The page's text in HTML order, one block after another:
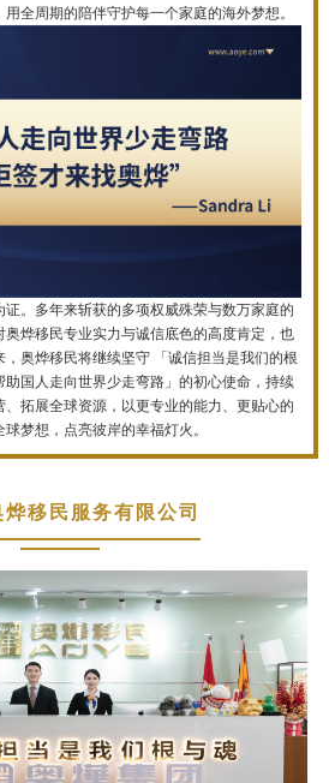
全周期的陪伴守护每一个家庭的海外梦想。
。多年来斩获的多项权威殊荣与数万家庭的
烨移民专业实力与诚信底色的高度肯定，也
奥烨移民将继续坚守 「诚信担当是我们的根
国人走向世界少走弯路」的初心使命，持续
拓展全球资源，以更专业的能力、更贴心的
梦想，点亮彼岸的幸福灯火。
烨移民服务有限公司